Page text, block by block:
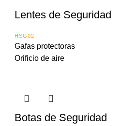
Lentes de Seguridad
HSG02
Gafas protectoras
Orificio de aire
Botas de Seguridad